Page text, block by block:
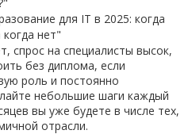
для IT в 2025: когда
нет"
спрос на специалисты высок,
без диплома, если
роль и постоянно
небольшие шаги каждый
вы уже будете в числе тех,
отрасли.